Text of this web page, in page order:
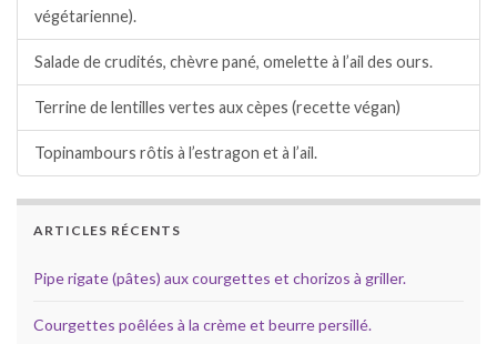
végétarienne).
Salade de crudités, chèvre pané, omelette à l’ail des ours.
Terrine de lentilles vertes aux cèpes (recette végan)
Topinambours rôtis à l’estragon et à l’ail.
ARTICLES RÉCENTS
Pipe rigate (pâtes) aux courgettes et chorizos à griller.
Courgettes poêlées à la crème et beurre persillé.